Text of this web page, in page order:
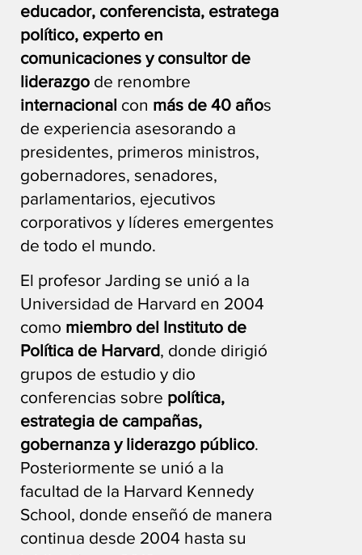
educador, conferencista, estratega
político, experto en
comunicaciones y consultor de
liderazgo de renombre
internacional con más de 40 años
de experiencia asesorando a
presidentes, primeros ministros,
gobernadores, senadores,
parlamentarios, ejecutivos
corporativos y líderes emergentes
de todo el mundo.
El profesor Jarding se unió a la
Universidad de Harvard en 2004
como miembro del Instituto de
Política de Harvard, donde dirigió
grupos de estudio y dio
conferencias sobre política,
estrategia de campañas,
gobernanza y liderazgo público.
Posteriormente se unió a la
facultad de la Harvard Kennedy
School, donde enseñó de manera
continua desde 2004 hasta su